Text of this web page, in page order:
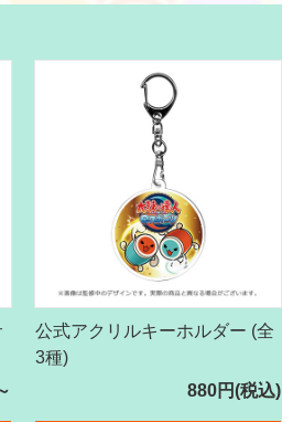
公式アクリルキーホルダー (全
3種)
880円(税込)